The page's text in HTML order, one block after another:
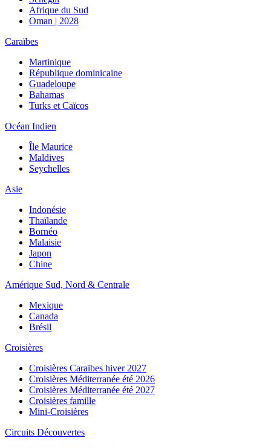
Afrique du Sud
Oman | 2028
Caraïbes
Martinique
République dominicaine
Guadeloupe
Bahamas
Turks et Caïcos
Océan Indien
Île Maurice
Maldives
Seychelles
Asie
Indonésie
Thaïlande
Bornéo
Malaisie
Japon
Chine
Amérique Sud, Nord & Centrale
Mexique
Canada
Brésil
Croisières
Croisières Caraïbes hiver 2027
Croisières Méditerranée été 2026
Croisières Méditerranée été 2027
Croisières famille
Mini-Croisières
Circuits Découvertes